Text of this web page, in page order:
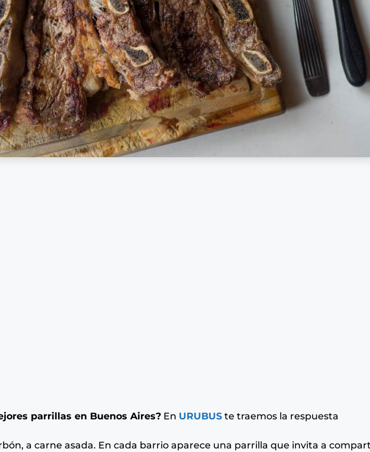
parrillas en Buenos Aires? En URUBUS te traemos la respuesta
a carne asada. En cada barrio aparece una parrilla que invita a